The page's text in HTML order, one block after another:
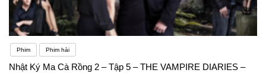
Phim Phim hài
Nhật Ký Ma Cà Rồng 2 – Tập 5 – THE VAMPIRE DIARIES –